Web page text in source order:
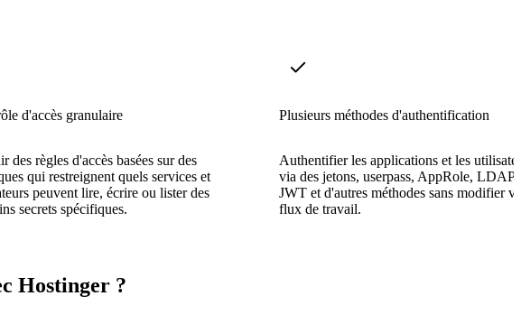
d'accès granulaire
des règles d'accès basées sur des
qui restreignent quels services et
peuvent lire, écrire ou lister des
secrets spécifiques.
Plusieurs méthodes d'authentification
Authentifier les applications et les
via des jetons, userpass, AppRole, LDAP,
JWT et d'autres méthodes sans modifier
flux de travail.
Hostinger ?